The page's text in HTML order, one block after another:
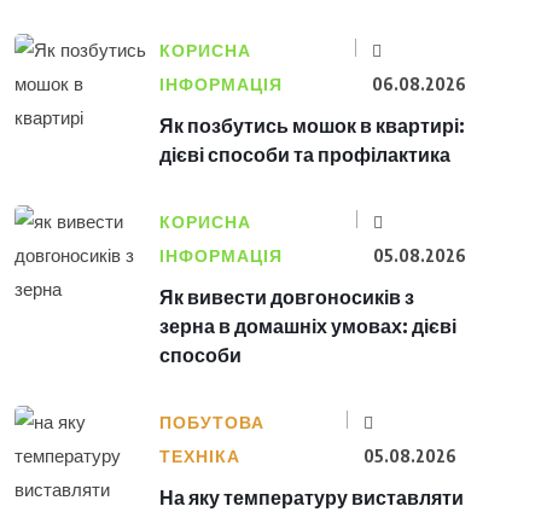
КОРИСНА
ІНФОРМАЦІЯ
06.08.2026
Як позбутись мошок в квартирі:
дієві способи та профілактика
КОРИСНА
ІНФОРМАЦІЯ
05.08.2026
Як вивести довгоносиків з
зерна в домашніх умовах: дієві
способи
ПОБУТОВА
ТЕХНІКА
05.08.2026
На яку температуру виставляти